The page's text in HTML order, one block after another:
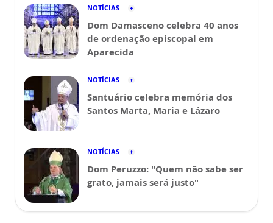
NOTÍCIAS
Dom Damasceno celebra 40 anos
de ordenação episcopal em
Aparecida
NOTÍCIAS
Santuário celebra memória dos
Santos Marta, Maria e Lázaro
NOTÍCIAS
Dom Peruzzo: "Quem não sabe ser
grato, jamais será justo"